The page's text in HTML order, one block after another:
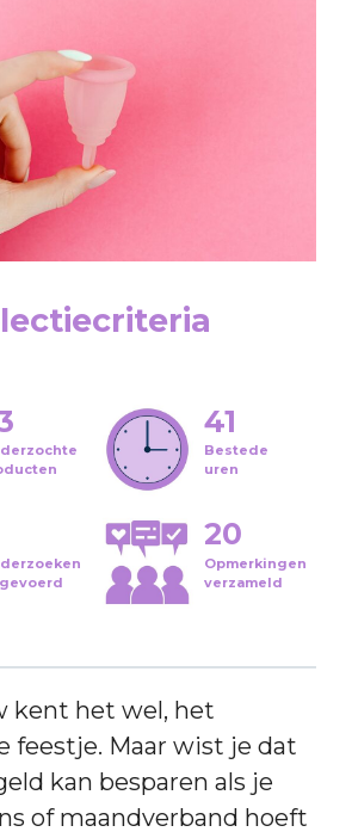
41
Bestede
uren
20
Opmerkingen
verzameld
kent het wel, het
feestje. Maar wist je dat
kan besparen als je
of maandverband hoeft